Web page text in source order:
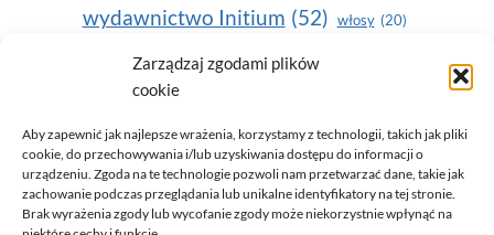
Zarządzaj zgodami plików
cookie
Aby zapewnić jak najlepsze wrażenia, korzystamy z technologii, takich jak pliki
cookie, do przechowywania i/lub uzyskiwania dostępu do informacji o
urządzeniu. Zgoda na te technologie pozwoli nam przetwarzać dane, takie jak
zachowanie podczas przeglądania lub unikalne identyfikatory na tej stronie.
Brak wyrażenia zgody lub wycofanie zgody może niekorzystnie wpłynąć na
wydawnictwo Initium (52) włosy (20)
Yasumi(164) zdrowe zęby
zdrowie